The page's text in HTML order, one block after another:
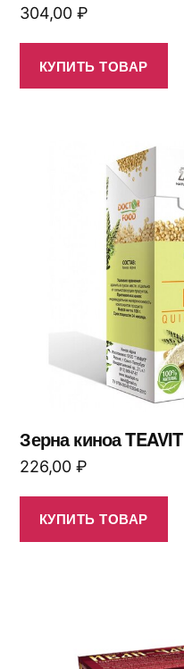
304,00 ₽
КУПИТЬ ТОВАР
Зерна киноа TEAVIT
226,00 ₽
КУПИТЬ ТОВАР